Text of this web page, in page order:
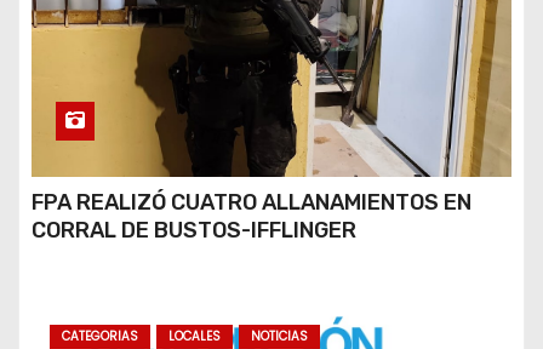
FPA REALIZÓ CUATRO ALLANAMIENTOS EN
CORRAL DE BUSTOS-IFFLINGER
CATEGORIAS LOCALES NOTICIAS